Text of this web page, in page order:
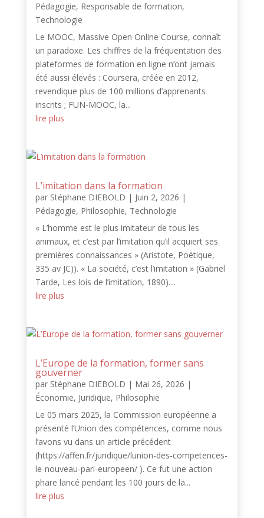
Pédagogie, Responsable de formation,
Technologie
Le MOOC, Massive Open Online Course, connaît
un paradoxe. Les chiffres de la fréquentation des
plateformes de formation en ligne n’ont jamais
été aussi élevés : Coursera, créée en 2012,
revendique plus de 100 millions d’apprenants
inscrits ; FUN-MOOC, la...
lire plus
L’imitation dans la formation
par Stéphane DIEBOLD | Juin 2, 2026 |
Pédagogie, Philosophie, Technologie
« L’homme est le plus imitateur de tous les
animaux, et c’est par l’imitation qu’il acquiert ses
premières connaissances » (Aristote, Poétique,
335 av JC)). « La société, c’est l’imitation » (Gabriel
Tarde, Les lois de l’imitation, 1890)....
lire plus
L’Europe de la formation, former sans
gouverner
par Stéphane DIEBOLD | Mai 26, 2026 |
Économie, Juridique, Philosophie
Le 05 mars 2025, la Commission européenne a
présenté l’Union des compétences, comme nous
l’avons vu dans un article précédent
(https://affen.fr/juridique/lunion-des-competences-
le-nouveau-pari-europeen/ ). Ce fut une action
phare lancé pendant les 100 jours de la...
lire plus